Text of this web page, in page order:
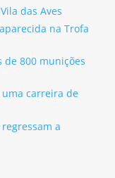
das Aves
na Trofa
de 800 munições
uma carreira de
a